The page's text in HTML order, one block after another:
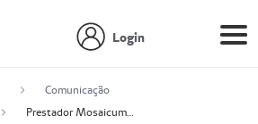
Login
Comunicação
Prestador Mosaicum Espaço Clínico Ltda (51004352-0)